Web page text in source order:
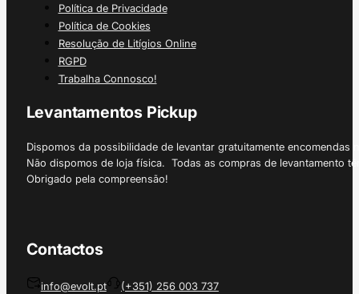
Política de Privacidade
Política de Cookies
Resolução de Litígios Online
RGPD
Trabalha Connosco!
Levantamentos Pickup
Dispomos da possibilidade de levantar gratuitamente
Não dispomos de loja física. Todas as compras de levantamento
Obrigado pela compreensão!
Contactos
info@evolt.pt
(+351) 256 003 737